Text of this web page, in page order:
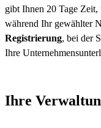
gibt Ihnen 20 Tage
während Ihr gewählter
Registrierung, bei der
Ihre
Ihre